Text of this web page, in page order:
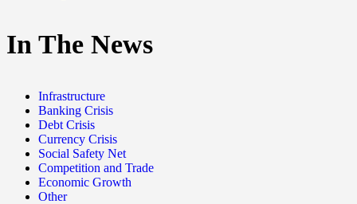
In The News
Infrastructure
Banking Crisis
Debt Crisis
Currency Crisis
Social Safety Net
Competition and Trade
Economic Growth
Other